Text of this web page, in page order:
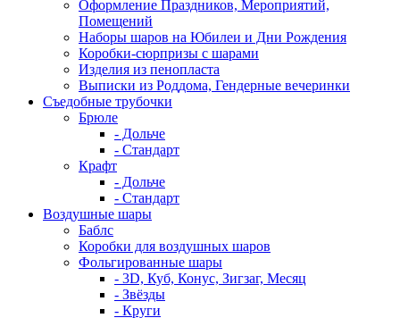
Оформление Праздников, Мероприятий,
Помещений
Наборы шаров на Юбилеи и Дни Рождения
Коробки-сюрпризы с шарами
Изделия из пенопласта
Выписки из Роддома, Гендерные вечеринки
Съедобные трубочки
Брюле
- Дольче
- Стандарт
Крафт
- Дольче
- Стандарт
Воздушные шары
Баблс
Коробки для воздушных шаров
Фольгированные шары
- 3D, Куб, Конус, Зигзаг, Месяц
- Звёзды
- Круги